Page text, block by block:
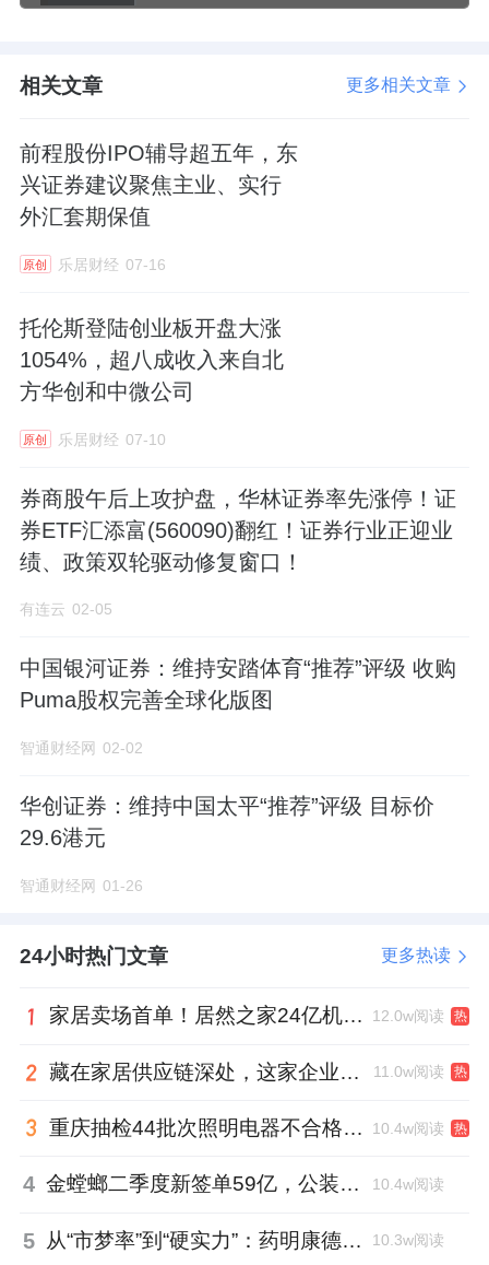
的市场生态正在形成。（来源于招商证券
券商板块漾“春水”—资本市场改革发展系列点
国泰君安表示，从当前时点看，资本市场回稳
向好有望驱动券商零售及机构业务增长，带来
盈利增长，另一方面，市场逐步回暖之下，券
商投资业务亦有望迎来修复。国泰君安预计上
市券商25Q1盈利有望实现同比较快增长，以当
前市场环境及交投活跃度推算，预计25Q1利润
20250228《国君非银｜券商板块有望迎来盈利
估值双升》）
多重催化。把握春季躁动行情，认准“牛市旗
手”证券ETF龙头（560090）！证券ETF龙头
（560090）跟踪中证全指证券公司指数，一键
块的投资工具。无证券账户可布局联接基金
（A类：501047；C类：501048）！
风险提示：基金有风险，投资需谨慎。证券
经客户风险等级测评后结果为平衡型（C3）及
以上的投资者。文中提及个股仅为指数成份股
资人须对任何自主决定的投资行为负责。本文
中的任何观点、分析及预测不构成对阅读者任
相关文章 更多相关文章
前程股份IPO辅导超五年，东
兴证券建议聚焦主业、实行
外汇套期保值
原创 乐居财经 07-16
托伦斯登陆创业板开盘大涨
1054%，超八成收入来自北
方华创和中微公司
原创 乐居财经 07-10
券商股午后上攻护盘，华林证券率先涨停！证
券ETF汇添富(560090)翻红！证券行业正迎业
绩、政策双轮驱动修复窗口！
有连云 02-05
中国银河证券：维持安踏体育“推荐”评级 收购
Puma股权完善全球化版图
智通财经网 02-02
华创证券：维持中国太平“推荐”评级 目标价
29.6港元
智通财经网 01-26
24小时热门文章 更多热读
家居卖场首单！居然之家24亿机构间REITs获深交所无异议函 12.0w阅读 热
藏在家居供应链深处，这家企业正在悄悄转型 11.0w阅读 热
重庆抽检44批次照明电器不合格，木林森全资子公司被点名 10.4w阅读 热
4 金螳螂二季度新签单59亿，公装业务贡献逾八成 10.4w阅读
5 从“市梦率”到“硬实力”：药明康德如何用业绩填平2021年估值鸿沟？ 10.3w阅读